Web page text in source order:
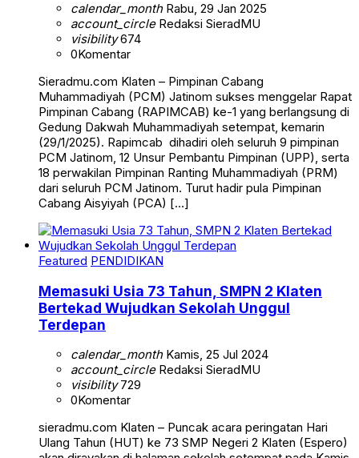
calendar_monthRabu, 29 Jan 2025
account_circleRedaksi SieradMU
visibility674
0Komentar
Sieradmu.com Klaten – Pimpinan Cabang
Muhammadiyah (PCM) Jatinom sukses menggelar Rapat
Pimpinan Cabang (RAPIMCAB) ke-1 yang berlangsung di
Gedung Dakwah Muhammadiyah setempat, kemarin
(29/1/2025). Rapimcab dihadiri oleh seluruh 9 pimpinan
PCM Jatinom, 12 Unsur Pembantu Pimpinan (UPP), serta
18 perwakilan Pimpinan Ranting Muhammadiyah (PRM)
dari seluruh PCM Jatinom. Turut hadir pula Pimpinan
Cabang Aisyiyah (PCA) […]
Featured PENDIDIKAN
Memasuki Usia 73 Tahun, SMPN 2 Klaten
Bertekad Wujudkan Sekolah Unggul
Terdepan
calendar_monthKamis, 25 Jul 2024
account_circleRedaksi SieradMU
visibility729
0Komentar
sieradmu.com Klaten – Puncak acara peringatan Hari
Ulang Tahun (HUT) ke 73 SMP Negeri 2 Klaten (Espero)